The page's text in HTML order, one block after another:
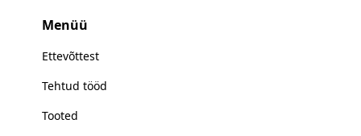
Menüü
Ettevõttest
Tehtud tööd
Tooted